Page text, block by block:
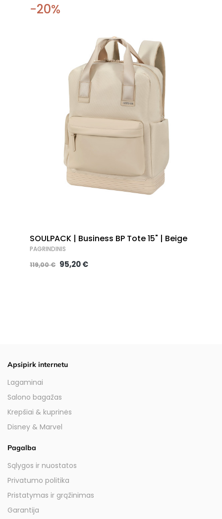
−20%
SOULPACK | Business BP Tote 15" | Beige
PAGRINDINIS
119,00 € 95,20 €
Apsipirk internetu
Lagaminai
Salono bagažas
Krepšiai & kuprinės
Disney & Marvel
Pagalba
Sąlygos ir nuostatos
Privatumo politika
Pristatymas ir grąžinimas
Garantija